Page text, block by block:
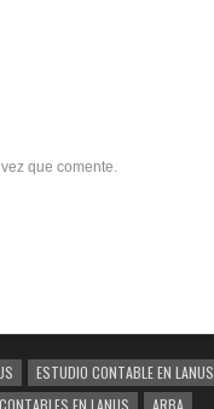
que comente.
ESTUDIO CONTABLE EN LANUS
EN LANUS ARBA